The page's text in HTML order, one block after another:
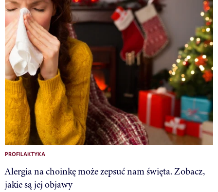
PROFILAKTYKA
Alergia na choinkę może zepsuć nam święta. Zobacz,
jakie są jej objawy